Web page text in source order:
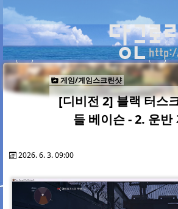
게임/게임스크린샷
[디비전 2] 블랙 터스
들 베이슨 - 2. 운반
2026. 6. 3. 09:00